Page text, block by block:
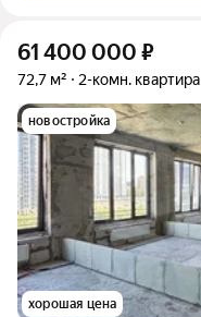
61 400 000 ₽
72,7 м² 2-комн. квартира
новостройка
хорошая цена